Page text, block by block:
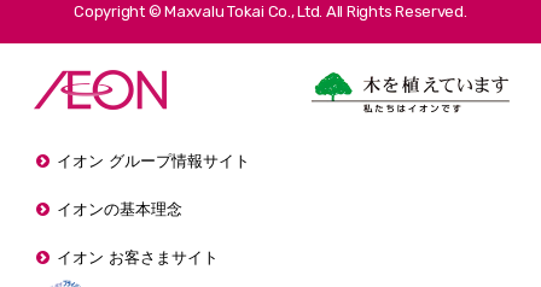
Copyright © Maxvalu Tokai Co., Ltd. All Rights Reserved.
イオン グループ情報サイト
イオンの基本理念
イオン お客さまサイト